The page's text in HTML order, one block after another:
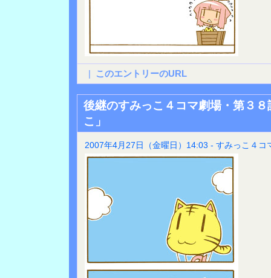
| このエントリーのURL
後継のすみっこ４コマ劇場・第３
こ」
2007年4月27日（金曜日）14:03 - すみっこ４コ